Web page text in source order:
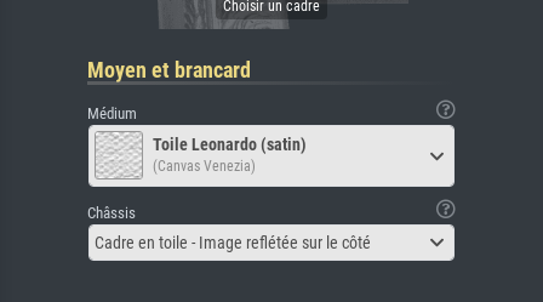
Moyen et brancard
Médium
Toile Leonardo (satin)
(Canvas Venezia)
Châssis
Cadre en toile - Image reflétée sur le côté